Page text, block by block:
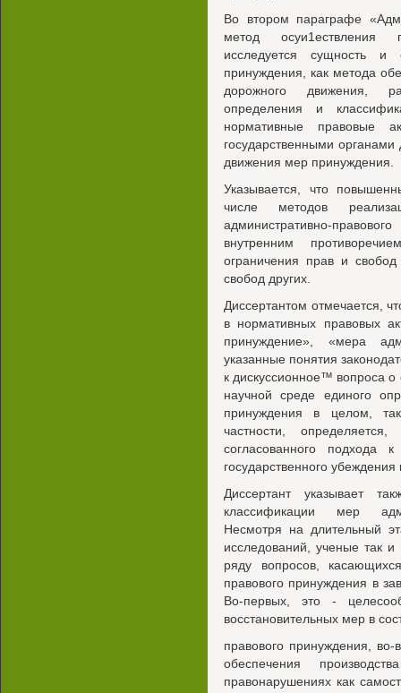
Во втором параграфе
метод осуи1ествления
исследуется сущность и
принуждения, как метода
дорожного движения,
определения и
нормативные правовые
государственными
движения мер принуждения.
Указывается, что
числе методов
административно-
внутренним
ограничения прав и
свобод других.
Диссертантом отмечается,
в нормативных правовых
принуждение», «мера
указанные понятия
к дискуссионное™ вопроса
научной среде единого
принуждения в целом,
частности,
согласованного подхода
государственного
Диссертант указывает
классификации мер
Несмотря на длительный
исследований, ученые так
ряду вопросов,
правового принуждения в
Во-первых, это -
восстановительных мер в
правового принуждения,
обеспечения
правонарушениях как